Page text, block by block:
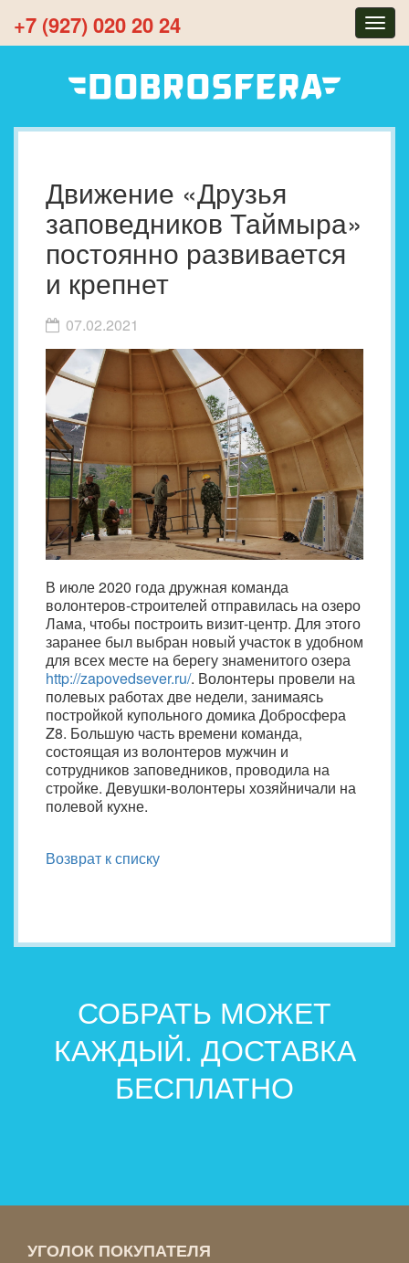
+7 (927) 020 20 24
Движение «Друзья
заповедников Таймыра»
постоянно развивается
и крепнет
07.02.2021
В июле 2020 года дружная команда
волонтеров-строителей отправилась на озеро
Лама, чтобы построить визит-центр. Для этого
заранее был выбран новый участок в удобном
для всех месте на берегу знаменитого озера
http://zapovedsever.ru/. Волонтеры провели на
полевых работах две недели, занимаясь
постройкой купольного домика Добросфера
Z8. Большую часть времени команда,
состоящая из волонтеров мужчин и
сотрудников заповедников, проводила на
стройке. Девушки-волонтеры хозяйничали на
полевой кухне.
Возврат к списку
СОБРАТЬ МОЖЕТ
КАЖДЫЙ. ДОСТАВКА
БЕСПЛАТНО
УГОЛОК ПОКУПАТЕЛЯ